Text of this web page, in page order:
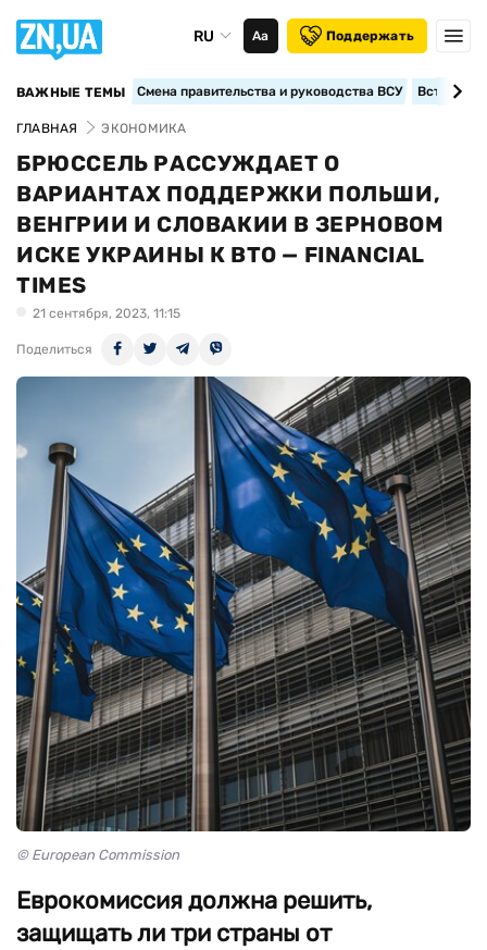
RU Аа Поддержать
ВАЖНЫЕ ТЕМЫ Смена правительства и руководства ВСУ
ГЛАВНАЯ ЭКОНОМИКА
БРЮССЕЛЬ РАССУЖДАЕТ О
ВАРИАНТАХ ПОДДЕРЖКИ ПОЛЬШИ,
ВЕНГРИИ И СЛОВАКИИ В ЗЕРНОВОМ
ИСКЕ УКРАИНЫ К ВТО — FINANCIAL
TIMES
21 сентября, 2023, 11:15
Поделиться
© European Commission
Еврокомиссия должна решить,
защищать ли три страны от